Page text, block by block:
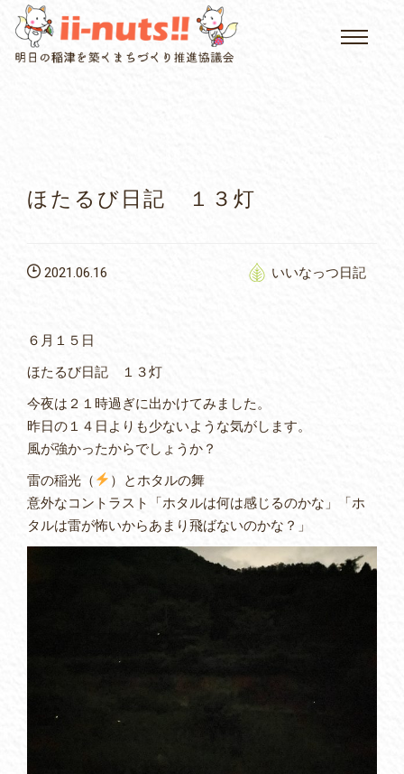
HOME
いなつについて
アクセス
ほたるび日記 １３灯
いいなっつ日記
2021.06.16
６月１５日
ほたるび日記 １３灯
今夜は２１時過ぎに出かけてみました。
昨日の１４日よりも少ないような気がします。
風が強かったからでしょうか？
雷の稲光（
）とホタルの舞
意外なコントラスト「ホタルは何は感じるのかな」「ホ
タルは雷が怖いからあまり飛ばないのかな？」